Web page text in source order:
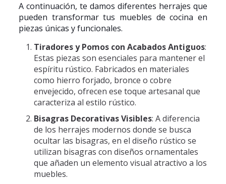
A continuación, te damos diferentes herrajes que
pueden transformar tus muebles de cocina en
piezas únicas y funcionales.
Tiradores y Pomos con Acabados Antiguos:
Estas piezas son esenciales para mantener el
espíritu rústico. Fabricados en materiales
como hierro forjado, bronce o cobre
envejecido, ofrecen ese toque artesanal que
caracteriza al estilo rústico.
Bisagras Decorativas Visibles: A diferencia
de los herrajes modernos donde se busca
ocultar las bisagras, en el diseño rústico se
utilizan bisagras con diseños ornamentales
que añaden un elemento visual atractivo a los
muebles.